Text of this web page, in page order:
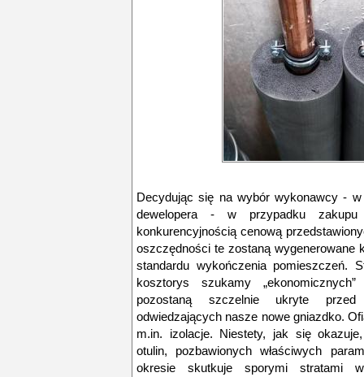
Decydując się na wybór wykonawcy -
dewelopera - w przypadku
konkurencyjnością cenową
oszczędności te zostaną
standardu wykończenia pomieszczeń.
kosztorys szukamy
pozostaną szczelnie ukryte
odwiedzających nasze nowe gniazdko.
m.in. izolacje. Niestety, jak się
otulin, pozbawionych właściwych
okresie skutkuje sporymi stratami